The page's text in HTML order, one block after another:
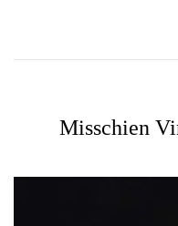
Misschien